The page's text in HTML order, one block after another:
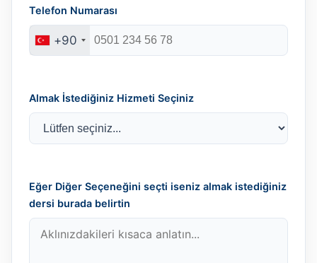
Telefon Numarası
+90
Almak İstediğiniz Hizmeti Seçiniz
Eğer Diğer Seçeneğini seçti iseniz almak istediğiniz
dersi burada belirtin